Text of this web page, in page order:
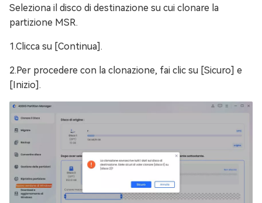
Seleziona il disco di destinazione su cui clonare la
partizione MSR.
1.Clicca su [Continua].
2.Per procedere con la clonazione, fai clic su [Sicuro] e
[Inizio].